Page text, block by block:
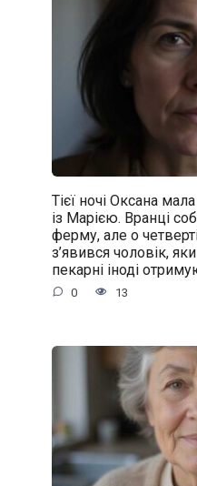
Тієї ночі Оксана
із Марією. Вранці
ферму, але о
з’явився чоловік,
пекарні іноді
0 13